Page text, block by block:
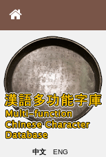
中文 ENG